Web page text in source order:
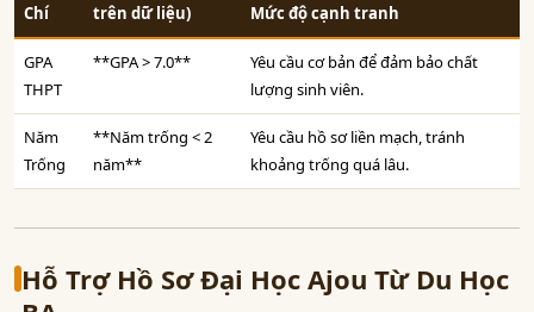
Chí
trên dữ liệu)
Mức độ cạnh tranh
GPA
THPT
**GPA > 7.0**
Yêu cầu cơ bản để đảm bảo chất
lượng sinh viên.
Năm
Trống
**Năm trống < 2
năm**
Yêu cầu hồ sơ liền mạch, tránh
khoảng trống quá lâu.
Hỗ Trợ Hồ Sơ Đại Học Ajou Từ Du Học